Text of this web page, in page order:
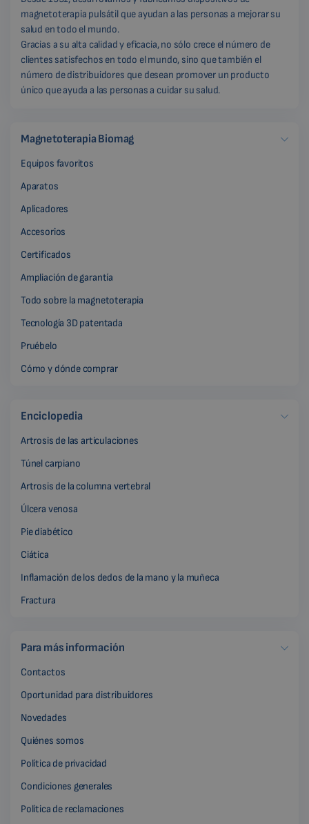
magnetoterapia pulsátil que ayudan a las personas a mejorar su
salud en todo el mundo.
Gracias a su alta calidad y eficacia, no sólo crece el número de
clientes satisfechos en todo el mundo, sino que también el
número de distribuidores que desean promover un producto
único que ayuda a las personas a cuidar su salud.
Magnetoterapia Biomag
Equipos favoritos
Aparatos
Aplicadores
Accesorios
Certificados
Ampliación de garantía
Todo sobre la magnetoterapia
Tecnología 3D patentada
Pruébelo
Cómo y dónde comprar
Enciclopedia
Artrosis de las articulaciones
Túnel carpiano
Artrosis de la columna vertebral
Úlcera venosa
Pie diabético
Ciática
Inflamación de los dedos de la mano y la muñeca
Fractura
Para más información
Contactos
Oportunidad para distribuidores
Novedades
Quiénes somos
Política de privacidad
Condiciones generales
Política de reclamaciones